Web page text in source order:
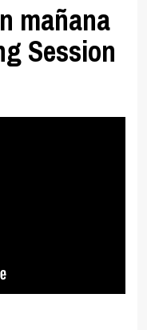
mañana
Session